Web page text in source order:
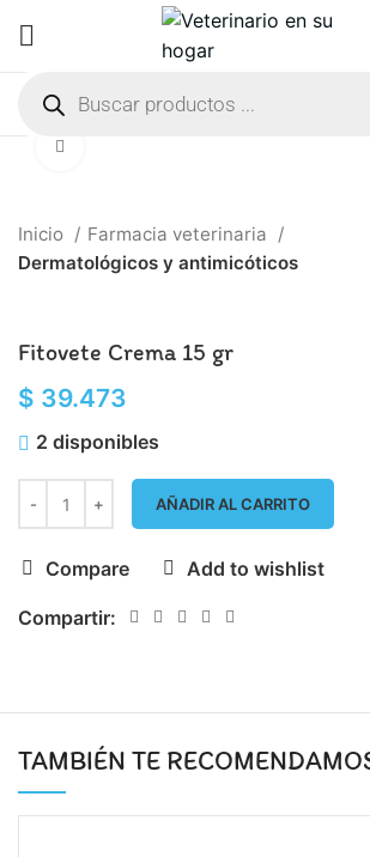
Inicio
Farmacia veterinaria
Dermatológicos y antimicóticos
Fitovete Crema 15 gr
$ 39.473
2 disponibles
AÑADIR AL CARRITO
Compare Add to wishlist
Compartir:
TAMBIÉN TE